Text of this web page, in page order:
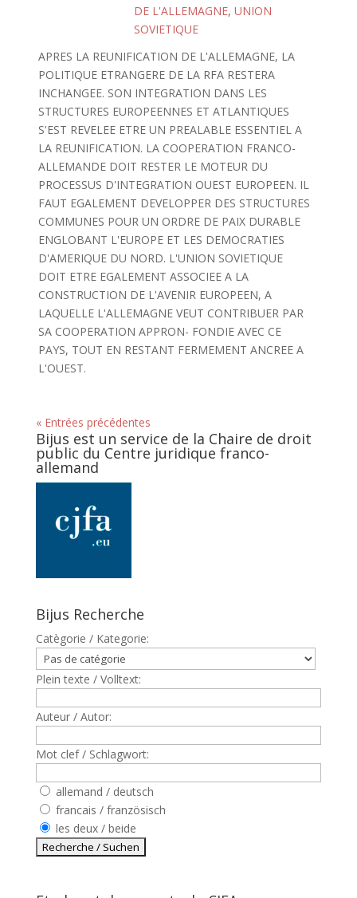
DE L'ALLEMAGNE, UNION
SOVIETIQUE
APRES LA REUNIFICATION DE L'ALLEMAGNE, LA
POLITIQUE ETRANGERE DE LA RFA RESTERA
INCHANGEE. SON INTEGRATION DANS LES
STRUCTURES EUROPEENNES ET ATLANTIQUES
S'EST REVELEE ETRE UN PREALABLE ESSENTIEL A
LA REUNIFICATION. LA COOPERATION FRANCO-
ALLEMANDE DOIT RESTER LE MOTEUR DU
PROCESSUS D'INTEGRATION OUEST EUROPEEN. IL
FAUT EGALEMENT DEVELOPPER DES STRUCTURES
COMMUNES POUR UN ORDRE DE PAIX DURABLE
ENGLOBANT L'EUROPE ET LES DEMOCRATIES
D'AMERIQUE DU NORD. L'UNION SOVIETIQUE
DOIT ETRE EGALEMENT ASSOCIEE A LA
CONSTRUCTION DE L'AVENIR EUROPEEN, A
LAQUELLE L'ALLEMAGNE VEUT CONTRIBUER PAR
SA COOPERATION APPRON- FONDIE AVEC CE
PAYS, TOUT EN RESTANT FERMEMENT ANCREE A
L'OUEST.
« Entrées précédentes
Bijus est un service de la Chaire de droit
public du Centre juridique franco-
allemand
Bijus Recherche
Catègorie / Kategorie:
Plein texte / Volltext:
Auteur / Autor:
Mot clef / Schlagwort:
allemand / deutsch
francais / französisch
les deux / beide